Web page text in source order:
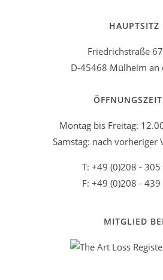
HAUPTSITZ
Friedrichstraße
D-45468 Mülheim an
Montag bis Freitag:
Samstag: nach vorheriger
T: +49 (0)208 - 305
F: +49 (0)208 -
MITGLIED BEI